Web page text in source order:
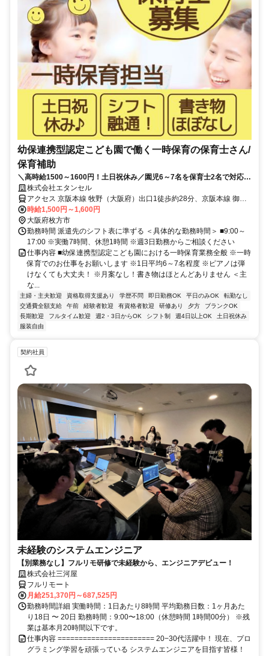
幼保連携型認定こども園で働く一時保育の保育士さん/
保育補助
＼高時給1500～1600円！土日祝休み／園児6～7名を保育士2名で対応｜
週3日～｜書き物ほぼナシ♪
株式会社エタンセル
アクセス 京阪本線 牧野（大阪府）出口1徒歩約28分、京阪本線 御殿
山東改札口徒歩約36分、京阪交野線 宮之阪徒歩約42分 【勤務地最寄
駅】京阪本線「樟葉」駅よりバス17分
時給1,500円～1,600円
大阪府枚方市
勤務時間 派遣先のシフト表に準ずる ＜具体的な勤務時間＞ ■9:00～
17:00 ※実働7時間、休憩1時間 ※週3日勤務からご相談ください
仕事内容 ■幼保連携型認定こども園における一時保育業務全般 ※一時
保育でのお仕事をお願いします ※1日平均6～7名程度 ※ピアノは弾
けなくても大丈夫！ ※月案なし！書き物はほとんどありません ＜主
な...
主婦・主夫歓迎 資格取得支援あり 学歴不問 即日勤務OK 平日のみOK
転勤なし
交通費全額支給
午前 経験者歓迎 有資格者歓迎 研修あり 夕方
ブランクOK
長期歓迎
フルタイム歓迎 週2・3日からOK シフト制 週4日以上OK
土日祝休み
服装自由
契約社員
未経験のシステムエンジニア
【別業務なし】フルリモ研修で未経験から、エンジニアデビュー！
株式会社三河屋
フルリモート
月給251,370円～687,525円
勤務時間詳細 実働時間：1日あたり8時間 平均勤務日数：1ヶ月あた
り18日 〜 20日 勤務時間：9:00〜18:00（休憩時間 1時間00分） ※残
業は基本月20時間以下です。
仕事内容 ======================= 20−30代活躍中！ 現在、プロ
グラミング学習を頑張っている システムエンジニアを目指す皆様！